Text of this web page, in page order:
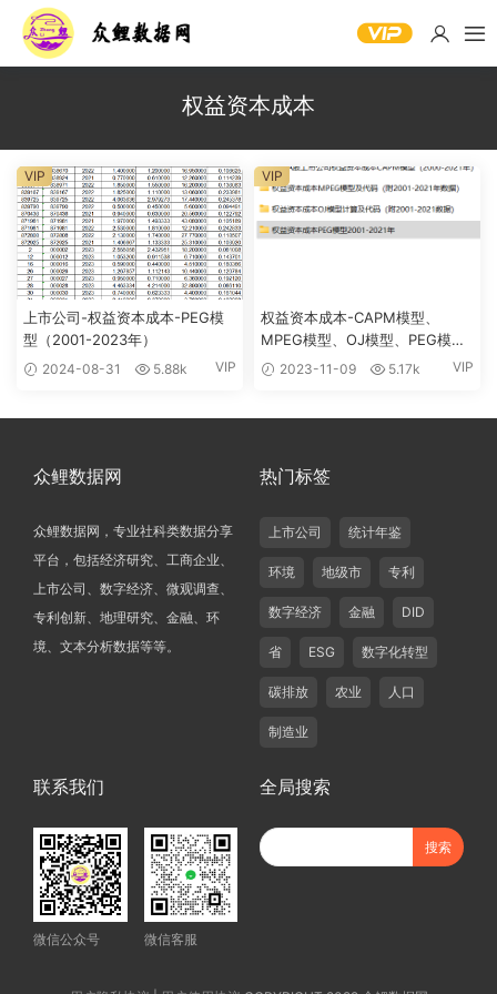
权益资本成本
上市公司-权益资本成本-PEG模
型（2001-2023年）
2024-08-31 5.88k VIP
VIP
权益资本成本-CAPM模型、
MPEG模型、OJ模型、PEG模型
原始数据及其代码（2000-2021
2023-11-09 5.17k VIP
VIP
众鲤数据网
众鲤数据网，专业社科类数据分享
平台，包括经济研究、工商企业、
上市公司、数字经济、微观调查、
专利创新、地理研究、金融、环
境、文本分析数据等等。
热门标签
上市公司 统计年鉴
环境 地级市 专利
数字经济 金融 DID
省 ESG 数字化转型
碳排放 农业 人口
制造业
联系我们
微信公众号 微信客服
全局搜索